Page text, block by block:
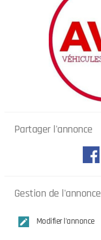
Partager l'annonce
Gestion de l'annonce
Modifier l'annonce